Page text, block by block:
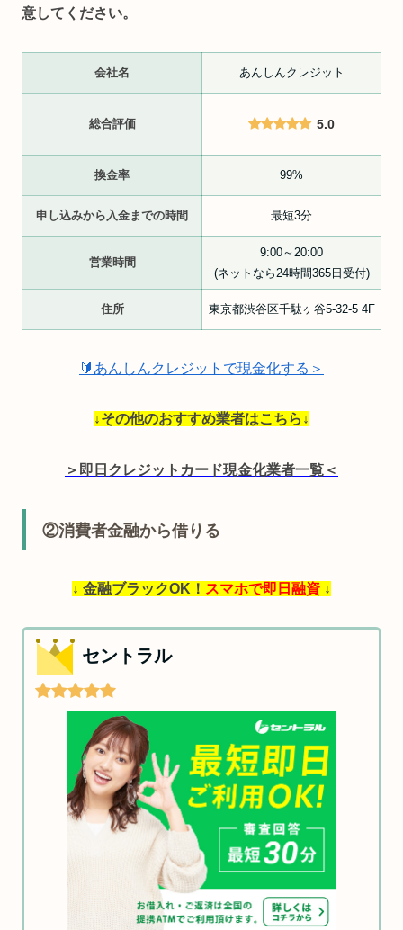
意してください。
会社名 あんしんクレジット
総合評価 5.0
換金率 99%
申し込みから入金までの時間 最短3分
営業時間
9:00～20:00
(ネットなら24時間365日受付)
住所 東京都渋谷区千駄ヶ谷5-32-5 4F
🔰あんしんクレジットで現金化する＞
↓その他のおすすめ業者はこちら↓
＞即日クレジットカード現金化業者一覧＜
②消費者金融から借りる
↓ 金融ブラックOK！ スマホで即日融資 ↓
セントラル